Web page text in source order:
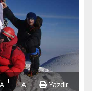
A + A- Yazdır